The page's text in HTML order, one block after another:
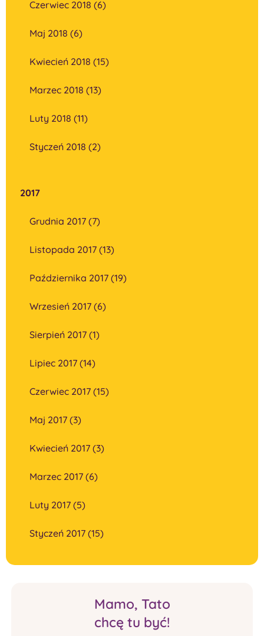
Czerwiec 2018 (6)
Maj 2018 (6)
Kwiecień 2018 (15)
Marzec 2018 (13)
Luty 2018 (11)
Styczeń 2018 (2)
2017
Grudnia 2017 (7)
Listopada 2017 (13)
Października 2017 (19)
Wrzesień 2017 (6)
Sierpień 2017 (1)
Lipiec 2017 (14)
Czerwiec 2017 (15)
Maj 2017 (3)
Kwiecień 2017 (3)
Marzec 2017 (6)
Luty 2017 (5)
Styczeń 2017 (15)
Mamo, Tato
chcę tu być!